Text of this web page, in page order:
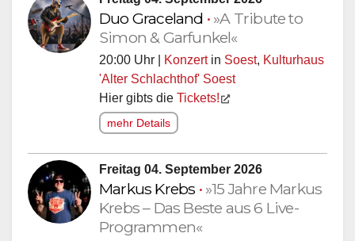
Duo Graceland • »A Tribute to
Simon & Garfunkel«
20:00 Uhr | Konzertin Soest, Kulturhaus
'Alter Schlachthof' Soest
Hier gibts die Tickets!
mehr Details
Freitag 04. September 2026
Markus Krebs • »15 Jahre Markus
Krebs – Das Beste aus 6 Live-
Programmen«